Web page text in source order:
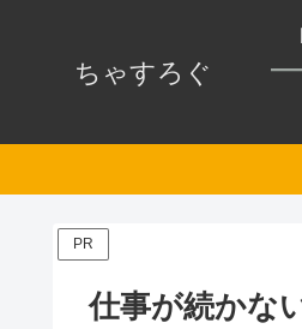
ちゃすろぐ
PR
仕事が続かな